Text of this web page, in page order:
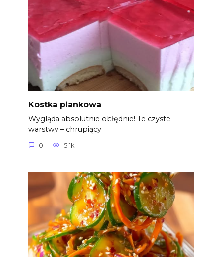
Kostka piankowa
Wygląda absolutnie obłędnie! Te czyste
warstwy – chrupiący
0 5.1k.